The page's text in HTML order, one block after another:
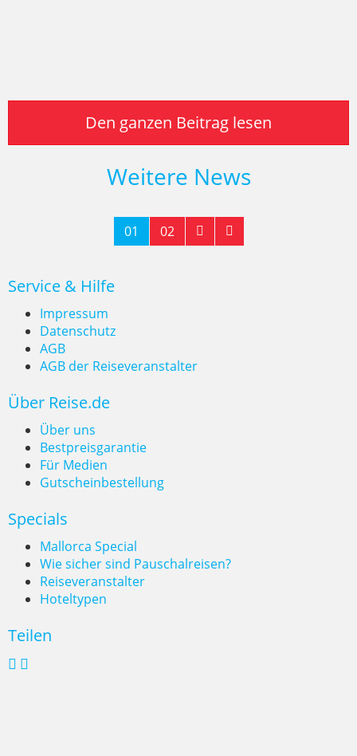
Den ganzen Beitrag lesen
Weitere News
01 02
Service & Hilfe
Impressum
Datenschutz
AGB
AGB der Reiseveranstalter
Über Reise.de
Über uns
Bestpreisgarantie
Für Medien
Gutscheinbestellung
Specials
Mallorca Special
Wie sicher sind Pauschalreisen?
Reiseveranstalter
Hoteltypen
Teilen